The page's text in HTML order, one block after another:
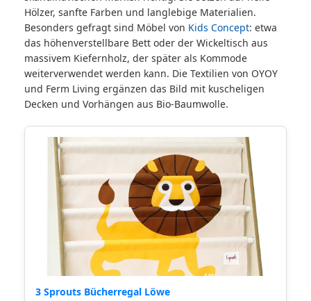
Hölzer, sanfte Farben und langlebige Materialien.
Besonders gefragt sind Möbel von Kids Concept: etwa
das höhenverstellbare Bett oder der Wickeltisch aus
massivem Kiefernholz, der später als Kommode
weiterverwendet werden kann. Die Textilien von OYOY
und Ferm Living ergänzen das Bild mit kuscheligen
Decken und Vorhängen aus Bio-Baumwolle.
3 Sprouts Bücherregal Löwe